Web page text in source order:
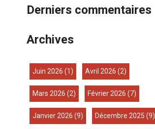
Derniers commentaires
Archives
juin 2026 (1) avril 2026 (2)
mars 2026 (2) février 2026 (7)
janvier 2026 (9) décembre 2025 (9)